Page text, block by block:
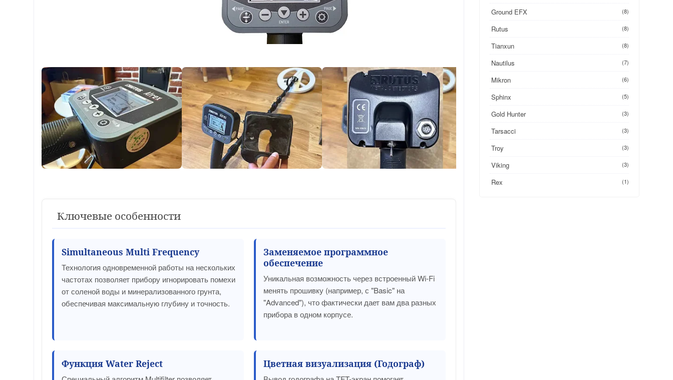
Ключевые особенности
Simultaneous Multi Frequency
Технология одновременной работы на нескольких
частотах позволяет прибору игнорировать помехи
от соленой воды и минерализованного грунта,
обеспечивая максимальную глубину и точность.
Заменяемое программное
обеспечение
Уникальная возможность через встроенный Wi-Fi
менять прошивку (например, с "Basic" на
"Advanced"), что фактически дает вам два разных
прибора в одном корпусе.
Функция Water Reject Цветная визуализация (Годограф)
Ground EFX (8)
Rutus (8)
Tianxun (8)
Nautilus (7)
Mikron (6)
Sphinx (5)
Gold Hunter (3)
Tarsacci (3)
Troy (3)
Viking (3)
Rex (1)